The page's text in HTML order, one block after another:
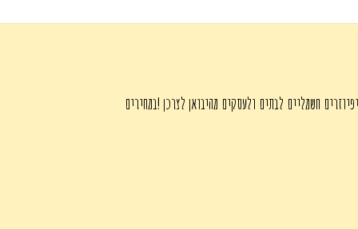
הוא:
₪1,280.00.
₪795.00.
חשמליים לבתים ולעסקים מהיבואן לצרכן !במחירים